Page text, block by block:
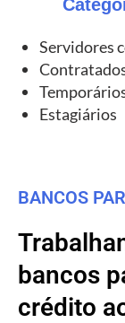
Servidores
Estagiários
BANCOS
bancos
crédito